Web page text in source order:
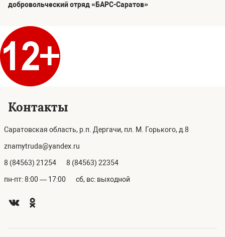
добровольческий отряд «БАРС-Саратов»
Контакты
Саратовская область, р.п. Дергачи, пл. М. Горького, д.8
znamytruda@yandex.ru
8 (84563) 21254 8 (84563) 22354
пн-пт: 8:00 — 17:00 сб, вс: выходной